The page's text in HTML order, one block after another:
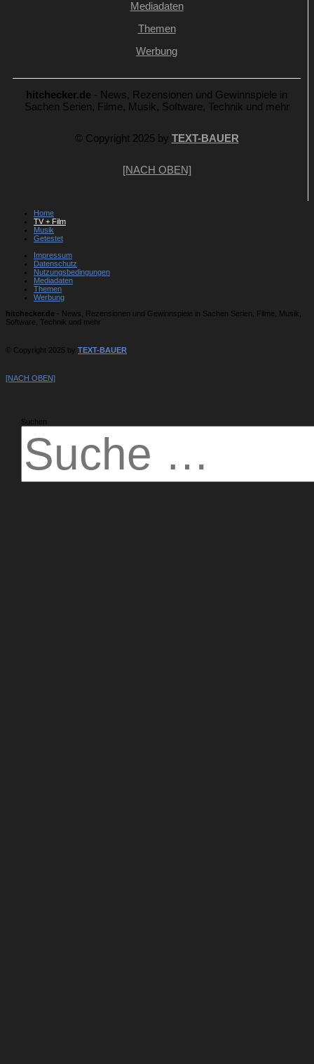
Mediadaten
Themen
Werbung
hitchecker.de - News, Rezensionen und Gewinnspiele in
Sachen Serien, Filme, Musik, Software, Technik und mehr
© Copyright 2025 by TEXT-BAUER
[NACH OBEN]
Home
TV + Film
Musik
Getestet
Impressum
Datenschutz
Nutzungsbedingungen
Mediadaten
Themen
Werbung
hitchecker.de - News, Rezensionen und Gewinnspiele in Sachen Serien, Filme, Musik,
Software, Technik und mehr
© Copyright 2025 by TEXT-BAUER
[NACH OBEN]
Suchen